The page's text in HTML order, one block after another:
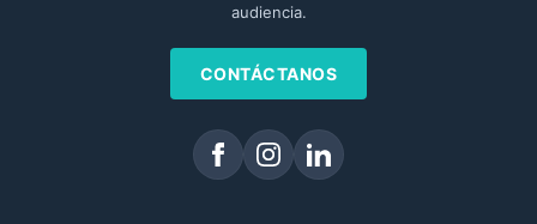
audiencia.
CONTÁCTANOS